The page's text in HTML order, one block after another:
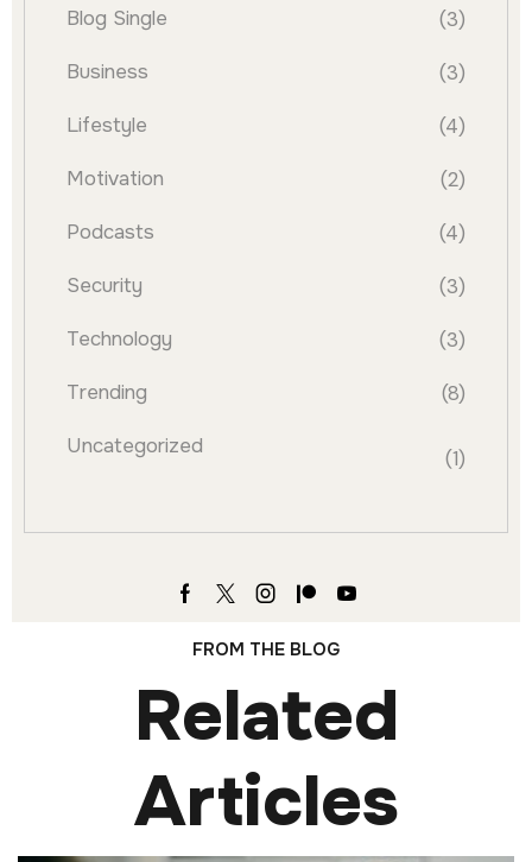
Blog Single (3)
Business (3)
Lifestyle (4)
Motivation (2)
Podcasts (4)
Security (3)
Technology (3)
Trending (8)
Uncategorized (1)
FROM THE BLOG
Related
Articles